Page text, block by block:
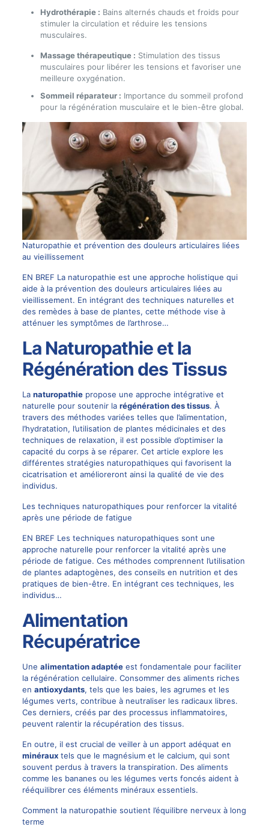
Hydrothérapie : Bains alternés chauds et froids pour
stimuler la circulation et réduire les tensions
musculaires.
Massage thérapeutique : Stimulation des tissus
musculaires pour libérer les tensions et favoriser une
meilleure oxygénation.
Sommeil réparateur : Importance du sommeil profond
pour la régénération musculaire et le bien-être global.
Naturopathie et prévention des douleurs articulaires liées
au vieillissement
EN BREF La naturopathie est une approche holistique qui
aide à la prévention des douleurs articulaires liées au
vieillissement. En intégrant des techniques naturelles et
des remèdes à base de plantes, cette méthode vise à
atténuer les symptômes de l’arthrose…
La Naturopathie et la
Régénération des Tissus
La naturopathiepropose une approche intégrative et
naturelle pour soutenir la régénération des tissus. À
travers des méthodes variées telles que l’alimentation,
l’hydratation, l’utilisation de plantes médicinales et des
techniques de relaxation, il est possible d’optimiser la
capacité du corps à se réparer. Cet article explore les
différentes stratégies naturopathiques qui favorisent la
cicatrisation et amélioreront ainsi la qualité de vie des
individus.
Les techniques naturopathiques pour renforcer la vitalité
après une période de fatigue
EN BREF Les techniques naturopathiques sont une
approche naturelle pour renforcer la vitalité après une
période de fatigue. Ces méthodes comprennent l’utilisation
de plantes adaptogènes, des conseils en nutrition et des
pratiques de bien-être. En intégrant ces techniques, les
individus…
Alimentation
Récupératrice
Une alimentation adaptéeest fondamentale pour faciliter
la régénération cellulaire. Consommer des aliments riches
en antioxydants, tels que les baies, les agrumes et les
légumes verts, contribue à neutraliser les radicaux libres.
Ces derniers, créés par des processus inflammatoires,
peuvent ralentir la récupération des tissus.
En outre, il est crucial de veiller à un apport adéquat en
minérauxtels que le magnésium et le calcium, qui sont
souvent perdus à travers la transpiration. Des aliments
comme les bananes ou les légumes verts foncés aident à
rééquilibrer ces éléments minéraux essentiels.
Comment la naturopathie soutient l’équilibre nerveux à long
terme